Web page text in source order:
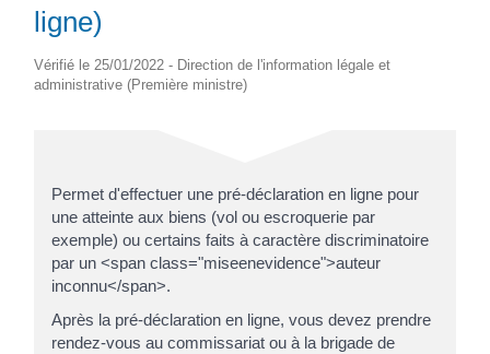
ligne)
Vérifié le 25/01/2022 - Direction de l'information légale et
administrative (Première ministre)
Permet d'effectuer une pré-déclaration en ligne pour
une atteinte aux biens (vol ou escroquerie par
exemple) ou certains faits à caractère discriminatoire
par un <span class="miseenevidence">auteur
inconnu</span>.
Après la pré-déclaration en ligne, vous devez prendre
rendez-vous au commissariat ou à la brigade de